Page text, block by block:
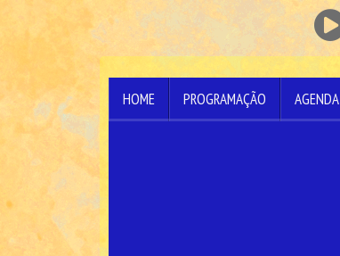
HOME PROGRAMAÇÃO AGENDA